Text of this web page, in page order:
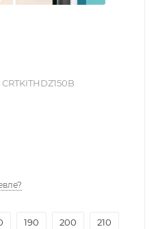
CRTKITHDZ150B
190 200 210